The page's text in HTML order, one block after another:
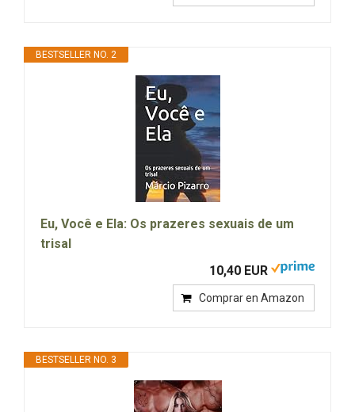
BESTSELLER NO. 2
Eu, Você e Ela: Os prazeres sexuais de um
trisal
10,40 EUR
Comprar en Amazon
BESTSELLER NO. 3